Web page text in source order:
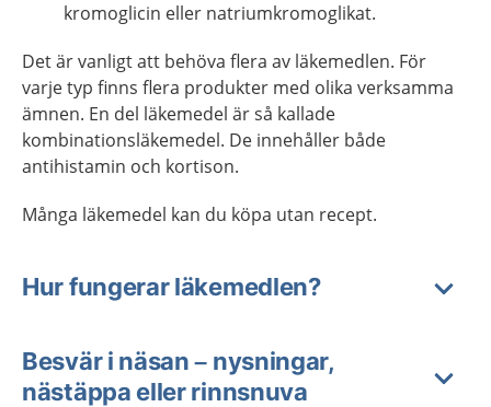
kromoglicin eller natriumkromoglikat.
Det är vanligt att behöva flera av läkemedlen. För
varje typ finns flera produkter med olika verksamma
ämnen. En del läkemedel är så kallade
kombinationsläkemedel. De innehåller både
antihistamin och kortison.
Många läkemedel kan du köpa utan recept.
Hur fungerar läkemedlen?
Besvär i näsan – nysningar,
nästäppa eller rinnsnuva